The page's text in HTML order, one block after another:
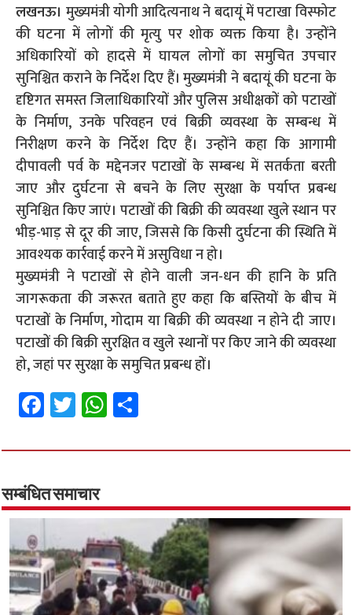
लखनऊ। मुख्यमंत्री योगी आदित्यनाथ ने बदायूं में पटाखा विस्फोट
की घटना में लोगों की मृत्यु पर शोक व्यक्त किया है। उन्होंने
अधिकारियों को हादसे में घायल लोगों का समुचित उपचार
सुनिश्चित कराने के निर्देश दिए हैं। मुख्यमंत्री ने बदायूं की घटना के
दृष्टिगत समस्त जिलाधिकारियों और पुलिस अधीक्षकों को पटाखों
के निर्माण, उनके परिवहन एवं बिक्री व्यवस्था के सम्बन्ध में
निरीक्षण करने के निर्देश दिए हैं। उन्होंने कहा कि आगामी
दीपावली पर्व के मद्देनजर पटाखों के सम्बन्ध में सतर्कता बरती
जाए और दुर्घटना से बचने के लिए सुरक्षा के पर्याप्त प्रबन्ध
सुनिश्चित किए जाएं। पटाखों की बिक्री की व्यवस्था खुले स्थान पर
भीड़-भाड़ से दूर की जाए, जिससे कि किसी दुर्घटना की स्थिति में
आवश्यक कार्रवाई करने में असुविधा न हो।
मुख्यमंत्री ने पटाखों से होने वाली जन-धन की हानि के प्रति
जागरूकता की जरूरत बताते हुए कहा कि बस्तियों के बीच में
पटाखों के निर्माण, गोदाम या बिक्री की व्यवस्था न होने दी जाए।
पटाखों की बिक्री सुरक्षित व खुले स्थानों पर किए जाने की व्यवस्था
हो, जहां पर सुरक्षा के समुचित प्रबन्ध हों।
Fa
ce
b
o
o
k
T
wi
tt
er
W
h
at
p
p
ar
सम्बंधित समाचार